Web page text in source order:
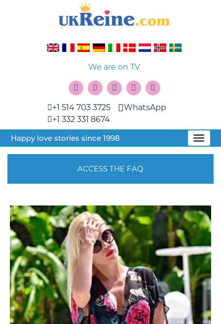
We are on TV
+1 514 703 3725
+1 332 331 8674
WhatsApp
Happy love stories since 1998
ACCESS THE FAQ